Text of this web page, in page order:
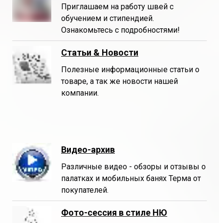
Приглашаем на работу швей с
обучением и стипендией.
Ознакомьтесь с подробностями!
Статьи & Новости
Полезные информационные статьи о
товаре, а так же новости нашей
компании.
Видео-архив
Различные видео - обзоры и отзывы о
палатках и мобильных банях Терма от
покупателей.
Фото-сессия в стиле НЮ